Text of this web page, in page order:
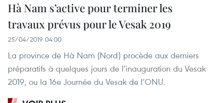
Hà Nam s’active pour terminer les
travaux prévus pour le Vesak 2019
25/04/2019 04:00
La province de Hà Nam (Nord) procède aux derniers
préparatifs à quelques jours de l’inauguration du Vesak
2019, ou la 16e Journée du Vesak de l’ONU.